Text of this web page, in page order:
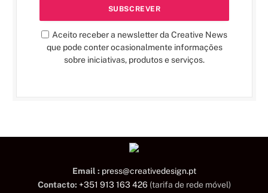
Aceito receber a newsletter da Creative News
que pode conter ocasionalmente informações
sobre iniciativas, produtos e serviços.
Email : press@creativedesign.pt
Contacto: +351 913 163 426 (tarifa de rede móvel)